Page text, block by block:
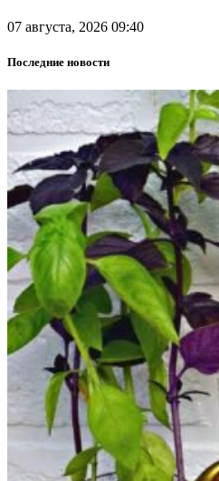
07 августа, 2026 09:40
Последние новости